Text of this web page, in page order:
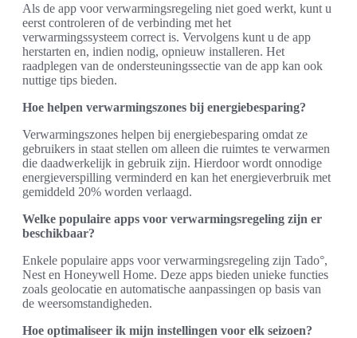
Als de app voor verwarmingsregeling niet goed werkt, kunt u
eerst controleren of de verbinding met het
verwarmingssysteem correct is. Vervolgens kunt u de app
herstarten en, indien nodig, opnieuw installeren. Het
raadplegen van de ondersteuningssectie van de app kan ook
nuttige tips bieden.
Hoe helpen verwarmingszones bij energiebesparing?
Verwarmingszones helpen bij energiebesparing omdat ze
gebruikers in staat stellen om alleen die ruimtes te verwarmen
die daadwerkelijk in gebruik zijn. Hierdoor wordt onnodige
energieverspilling verminderd en kan het energieverbruik met
gemiddeld 20% worden verlaagd.
Welke populaire apps voor verwarmingsregeling zijn er
beschikbaar?
Enkele populaire apps voor verwarmingsregeling zijn Tado°,
Nest en Honeywell Home. Deze apps bieden unieke functies
zoals geolocatie en automatische aanpassingen op basis van
de weersomstandigheden.
Hoe optimaliseer ik mijn instellingen voor elk seizoen?